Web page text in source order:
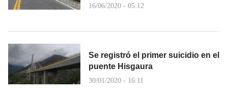
16/06/2020 - 05:12
Se registró el primer suicidio en el
puente Hisgaura
30/01/2020 - 16:11